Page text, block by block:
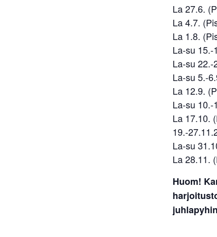
La 27.6.
La 4.7.
La 1.8.
La-su 15.-
La-su 22.-
La-su 5.-
La 12.9.
La-su 10.-
La 17.10.
19.-
La-su
La 28.11.
Huom!